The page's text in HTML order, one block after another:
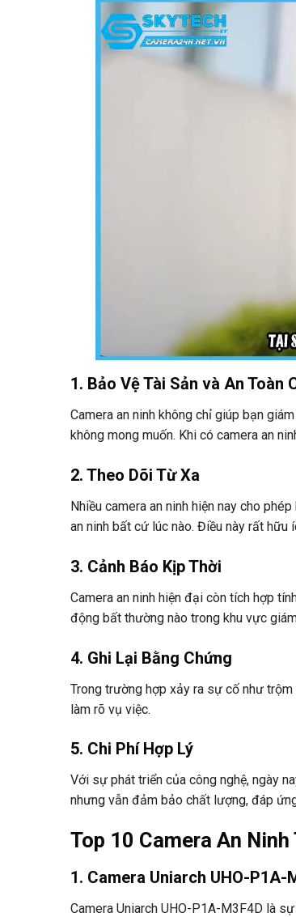
1. Bảo Vệ Tài Sản và An Toàn
Camera an ninh không chỉ giúp bạn
không mong muốn. Khi có camera an
2. Theo Dõi Từ Xa
Nhiều camera an ninh hiện nay cho
an ninh bất cứ lúc nào. Điều này rất hữu
3. Cảnh Báo Kịp Thời
Camera an ninh hiện đại còn tích hợp
động bất thường nào trong khu vực
4. Ghi Lại Bằng Chứng
Trong trường hợp xảy ra sự cố như
làm rõ vụ việc.
5. Chi Phí Hợp Lý
Với sự phát triển của công nghệ, ngày
nhưng vẫn đảm bảo chất lượng, đáp
Top 10 Camera An
1. Camera Uniarch UHO-P1A-
Camera Uniarch UHO-P1A-M3F4D là